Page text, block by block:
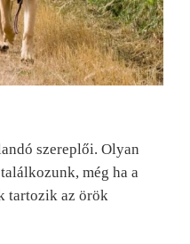
szereplői. Olyan
még ha a
tartozik az örök